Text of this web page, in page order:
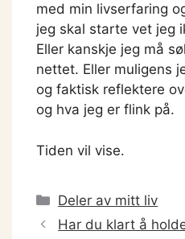
med min livserfaring
jeg skal starte vet jeg
Eller kanskje jeg må
nettet. Eller muligens
og faktisk reflektere
og hva jeg er flink på.
Tiden vil vise.
Categories
Deler av mitt liv
Har du klart å